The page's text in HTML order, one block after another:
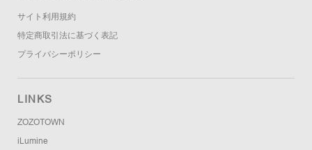
サイト利用規約
特定商取引法に基づく表記
プライバシーポリシー
LINKS
ZOZOTOWN
iLumine